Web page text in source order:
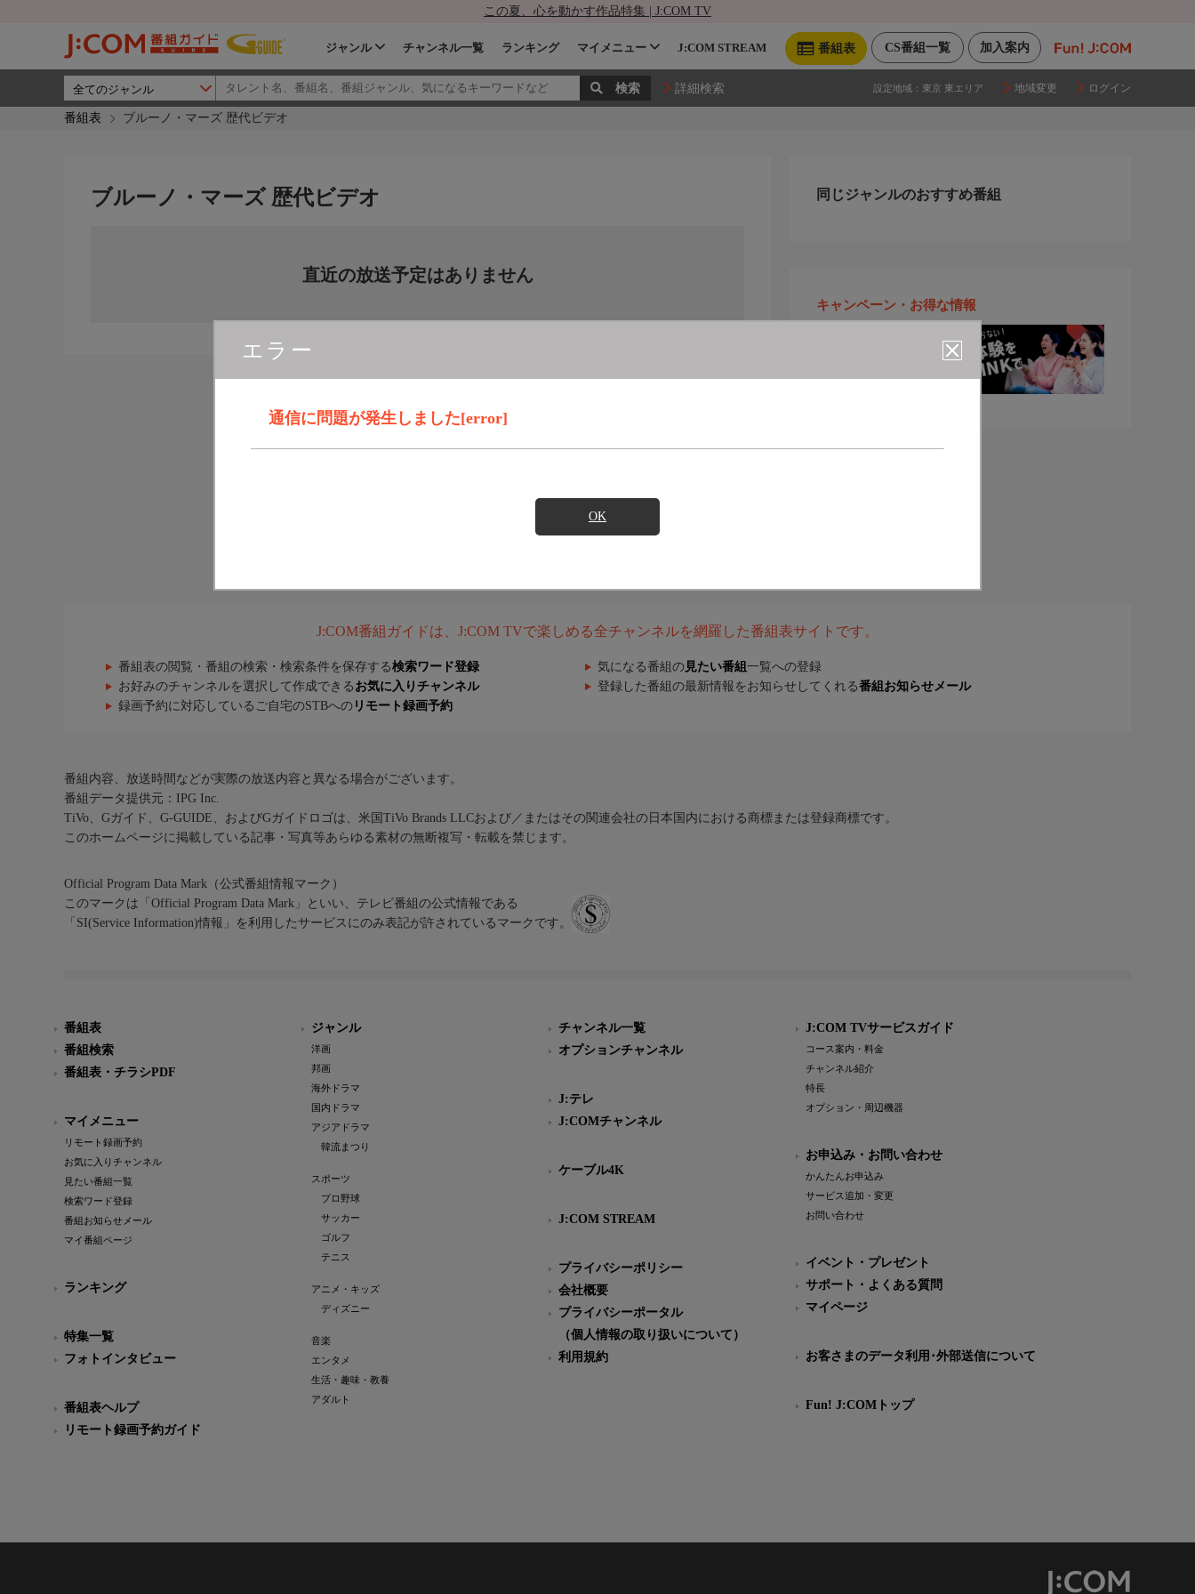
この夏、心を動かす作品特集 | J:COM TV
加入案内
CS番組一覧
番組表
ジャンル チャンネル一覧 ランキング マイメニュー J:COM STREAM
詳細検索 設定地域： 東京 東エリア 地域変更 ログイン
番組表 ブルーノ・マーズ 歴代ビデオ
エラー
通信に問題が発生しました[error]
OK
ブルーノ・マーズ 歴代ビデオ
直近の放送予定はありません
同じジャンルのおすすめ番組
キャンペーン・お得な情報
J:COM番組ガイドは、J:COM TVで楽しめる全チャンネルを網羅した番組表サイトです。
番組表の閲覧・番組の検索・検索条件を保存する検索ワード登録 気になる番組の 見たい番組 一覧への登録
お好みのチャンネルを選択して作成できる お気に入りチャンネル 登録した番組の最新情報をお知らせしてくれる番組お知らせメール
録画予約に対応しているご自宅のSTBへの リモート録画予約
番組内容、放送時間などが実際の放送内容と異なる場合がございます。
番組データ提供元：IPG Inc.
TiVo、Gガイド、G-GUIDE、およびGガイドロゴは、米国TiVo Brands LLCおよび／またはその関連会社の日本国内における商標または登録商標です。
このホームページに掲載している記事・写真等あらゆる素材の無断複写・転載を禁じます。
Official Program Data Mark（公式番組情報マーク）
このマークは「Official Program Data Mark」といい、テレビ番組の公式情報である
「SI(Service Information)情報」を利用したサービスにのみ表記が許されているマークです。
番組表
番組検索
番組表・チラシPDF
マイメニュー
リモート録画予約
お気に入りチャンネル
見たい番組一覧
検索ワード登録
番組お知らせメール
マイ番組ページ
ランキング
特集一覧
フォトインタビュー
番組表ヘルプ
リモート録画予約ガイド
ジャンル
洋画
邦画
海外ドラマ
国内ドラマ
アジアドラマ
韓流まつり
スポーツ
プロ野球
サッカー
ゴルフ
テニス
アニメ・キッズ
ディズニー
音楽
エンタメ
生活・趣味・教養
アダルト
チャンネル一覧
オプションチャンネル
J:テレ
J:COMチャンネル
ケーブル4K
J:COM STREAM
プライバシーポリシー
会社概要
プライバシーポータル
（個人情報の取り扱いについて）
利用規約
J:COM TVサービスガイド
コース案内・料金
チャンネル紹介
特長
オプション・周辺機器
お申込み・お問い合わせ
かんたんお申込み
サービス追加・変更
お問い合わせ
イベント・プレゼント
サポート・よくある質問
マイページ
お客さまのデータ利用･外部送信について
Fun! J:COMトップ